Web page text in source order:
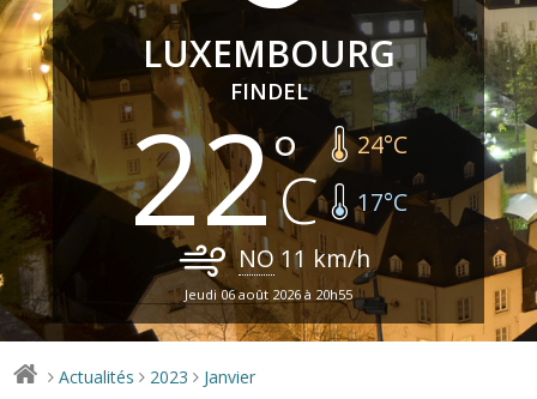
LUXEMBOURG
FINDEL
22 24°C
17°C
NO 11 km/h
Jeudi 06 août 2026 à 20h55
> Actualités > 2023 > Janvier